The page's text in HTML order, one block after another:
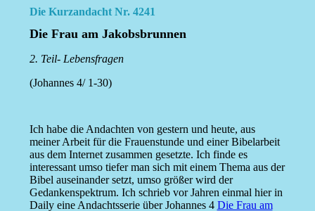
Die Kurzandacht Nr. 4241
Die Frau am Jakobsbrunnen
2. Teil- Lebensfragen
(Johannes 4/ 1-30)
Ich habe die Andachten von gestern und heute, aus
meiner Arbeit für die Frauenstunde und einer Bibelarbeit
aus dem Internet zusammen gesetzte. Ich finde es
interessant umso tiefer man sich mit einem Thema aus der
Bibel auseinander setzt, umso größer wird der
Gedankenspektrum. Ich schrieb vor Jahren einmal hier in
Daily eine Andachtsserie über Johannes 4 Die Frau am